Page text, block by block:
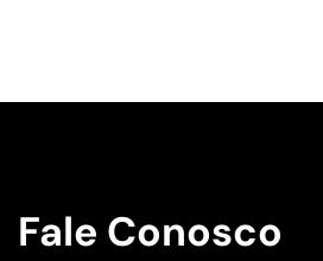
Fale Conosco